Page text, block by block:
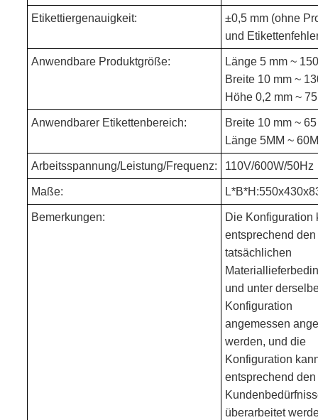
Etikettiergenauigkeit:
±0,5 mm (ohne
und
Anwendbare Produktgröße:
Länge 5 mm ~
Breite 10 mm ~
Höhe 0,2 mm ~
Anwendbarer Etikettenbereich:
Breite 10 mm ~
Länge 5MM ~
Arbeitsspannung/Leistung/Frequenz: 110V/600W/50Hz
Maße:
Bemerkungen:
Die Konfiguration
entsprechend den
tatsächlichen
und unter
Konfiguration
angemessen
werden, und die
Konfiguration
entsprechend den
überarbeitet